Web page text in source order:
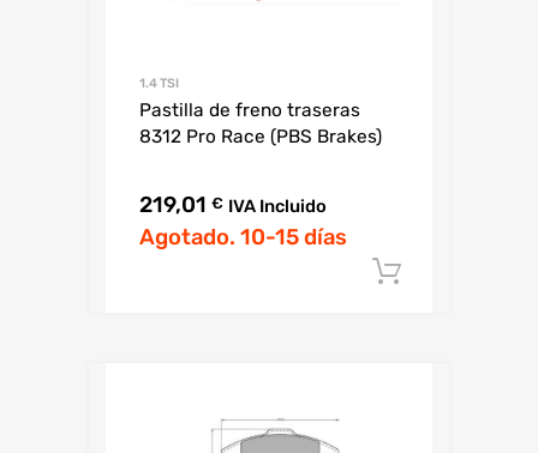
1.4 TSI
Pastilla de freno traseras
8312 Pro Race (PBS Brakes)
219,01 € IVA Incluido
Agotado. 10-15 días